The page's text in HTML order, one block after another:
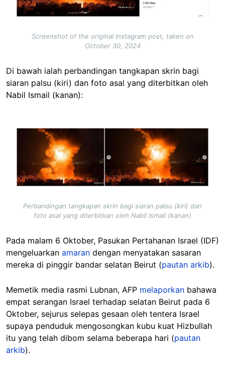
Screenshot of the original Instagram post, taken on
October 30, 2024
Di bawah ialah perbandingan tangkapan skrin bagi
siaran palsu (kiri) dan foto asal yang diterbitkan oleh
Nabil Ismail (kanan):
Perbandingan tangkapan skrin bagi siaran palsu (kiri) dan
foto asal yang diterbitkan oleh Nabil Ismail (kanan)
Pada malam 6 Oktober, Pasukan Pertahanan Israel (IDF)
mengeluarkan amaran dengan menyatakan sasaran
mereka di pinggir bandar selatan Beirut (pautan arkib).
Memetik media rasmi Lubnan, AFP melaporkan bahawa
empat serangan Israel terhadap selatan Beirut pada 6
Oktober, sejurus selepas gesaan oleh tentera Israel
supaya penduduk mengosongkan kubu kuat Hizbullah
itu yang telah dibom selama beberapa hari (pautan
arkib).